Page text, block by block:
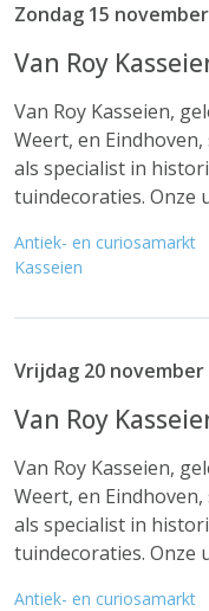
Zondag 15
Van Roy
Van Roy Kasseien,
Weert, en
als specialist in
tuindecoraties. Onze
Antiek- en curiosamarkt
Kasseien
Vrijdag 20
Van Roy
Van Roy Kasseien,
Weert, en
als specialist in
tuindecoraties. Onze
Antiek- en curiosamarkt